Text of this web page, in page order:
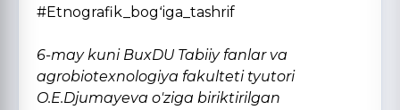
#Etnografik_bogʻiga_tashrif
6-may kuni BuxDU Tabiiy fanlar va
agrobiotexnologiya fakulteti tyutori
O.E.Djumayeva o'ziga biriktirilgan